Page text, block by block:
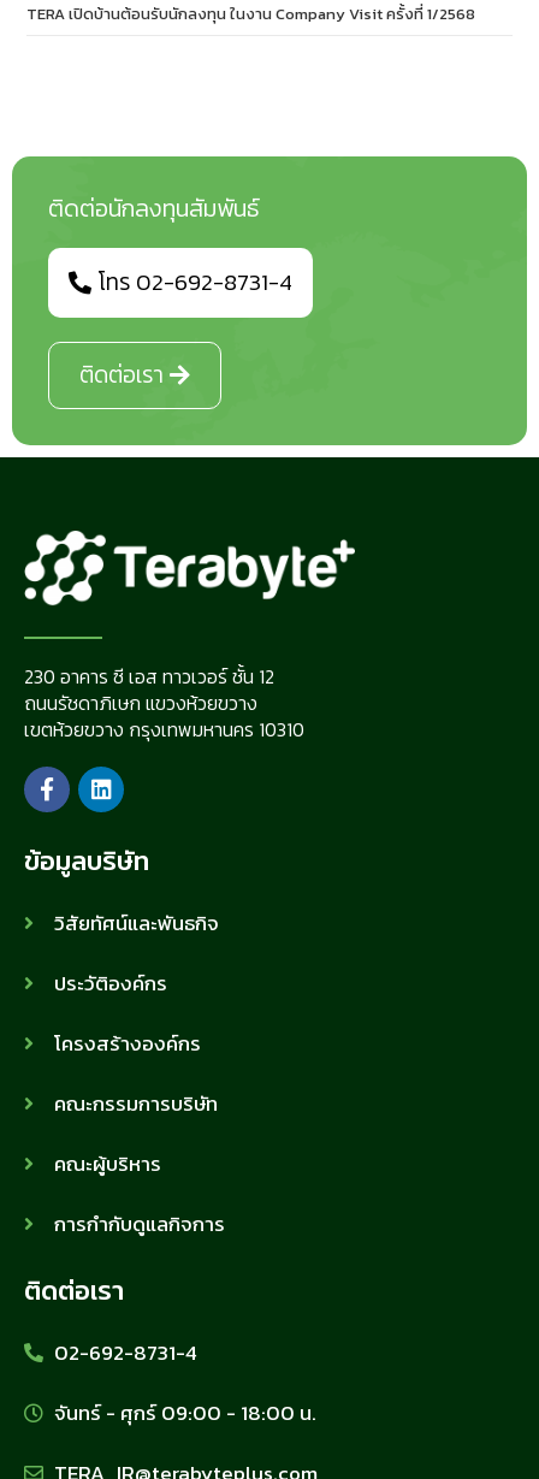
TERA เปิดบ้านต้อนรับนักลงทุน ในงาน Company Visit ครั้งที่ 1/2568
ติดต่อนักลงทุนสัมพันธ์
โทร 02-692-8731-4
ติดต่อเรา
230 อาคาร ซี เอส ทาวเวอร์ ชั้น 12
ถนนรัชดาภิเษก แขวงห้วยขวาง
เขตห้วยขวาง กรุงเทพมหานคร 10310
ข้อมูลบริษัท
วิสัยทัศน์และพันธกิจ
ประวัติองค์กร
โครงสร้างองค์กร
คณะกรรมการบริษัท
คณะผู้บริหาร
การกำกับดูแลกิจการ
ติดต่อเรา
02-692-8731-4
จันทร์ - ศุกร์ 09:00 - 18:00 น.